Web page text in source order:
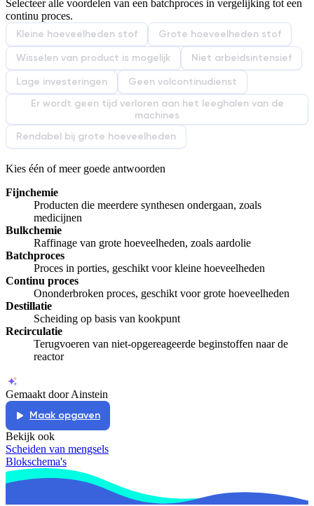
Afspelen werkte niet
Selecteer alle voordelen van een batchproces in vergelijking tot een
continu proces.
Kleine hoeveelheden stof
Grote hoeveelheden stof
Wisselen van product is mogelijk
Niet arbeidsintensief
Lage investeringen
Geen volcontinudienst
Er wordt geen tijd verloren aan het leeghalen van de
machines
Rendabel bij grote hoeveelheden
Kies één of meer goede antwoorden
Fijnchemie
Producten die meerdere synthesen ondergaan, zoals
medicijnen
Bulkchemie
Raffinage van grote hoeveelheden, zoals aardolie
Batchproces
Proces in porties, geschikt voor kleine hoeveelheden
Continu proces
Ononderbroken proces, geschikt voor grote hoeveelheden
Destillatie
Scheiding op basis van kookpunt
Recirculatie
Terugvoeren van niet-opgereageerde beginstoffen naar de
reactor
Gemaakt door Ainstein
Maak opgaven
Bekijk ook
Scheiden van mengsels
Blokschema's